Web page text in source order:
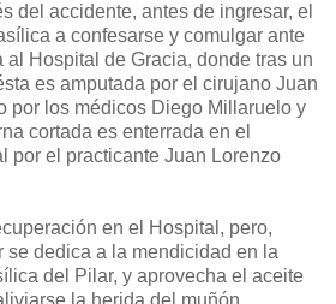
del accidente, antes de ingresar, el
a confesarse y comulgar ante
al Hospital de Gracia, donde tras un
es amputada por el cirujano Juan
por los médicos Diego Millaruelo y
cortada es enterrada en el
por el practicante Juan Lorenzo
en el Hospital, pero,
se dedica a la mendicidad en la
del Pilar, y aprovecha el aceite
la herida del muñón.